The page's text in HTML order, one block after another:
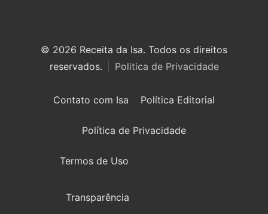
© 2026 Receita da Isa. Todos os direitos
reservados.
Politica de Privacidade
Contato com Isa Política Editorial
Política de Privacidade
Termos de Uso
Transparência